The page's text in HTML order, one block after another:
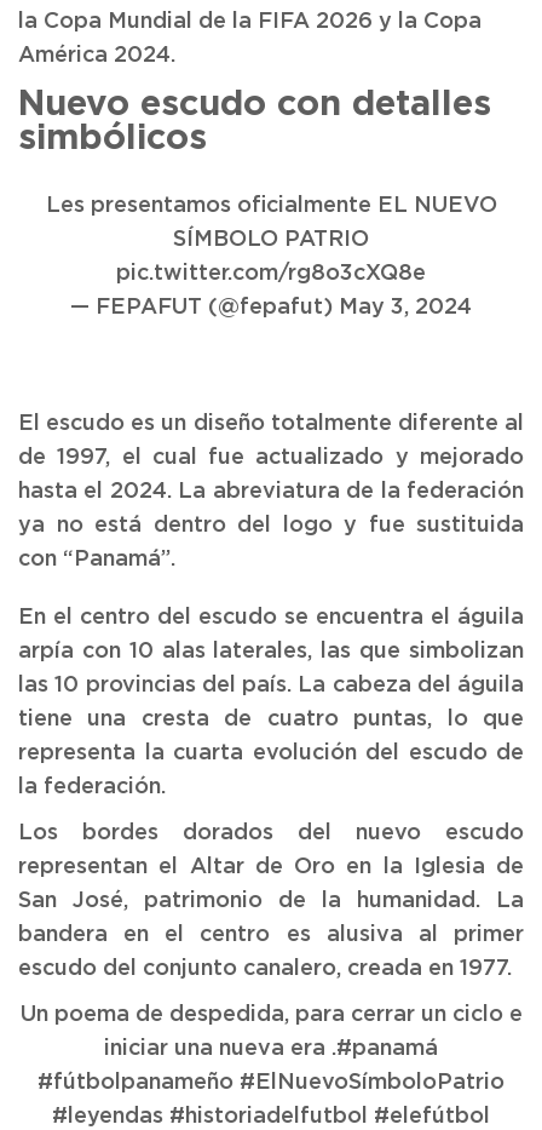
la Copa Mundial de la FIFA 2026 y la Copa
América 2024.
Nuevo escudo con detalles
simbólicos
Les presentamos oficialmente EL NUEVO
SÍMBOLO PATRIO
pic.twitter.com/rg8o3cXQ8e
— FEPAFUT (@fepafut) May 3, 2024
El escudo es un diseño totalmente diferente al
de 1997, el cual fue actualizado y mejorado
hasta el 2024. La abreviatura de la federación
ya no está dentro del logo y fue sustituida
con “Panamá”.
En el centro del escudo se encuentra el águila
arpía con 10 alas laterales, las que simbolizan
las 10 provincias del país. La cabeza del águila
tiene una cresta de cuatro puntas, lo que
representa la cuarta evolución del escudo de
la federación.
Los bordes dorados del nuevo escudo
representan el Altar de Oro en la Iglesia de
San José, patrimonio de la humanidad. La
bandera en el centro es alusiva al primer
escudo del conjunto canalero, creada en 1977.
Un poema de despedida, para cerrar un ciclo e
iniciar una nueva era .#panamá
#fútbolpanameño #ElNuevoSímboloPatrio
#leyendas #historiadelfutbol
#elefútbol